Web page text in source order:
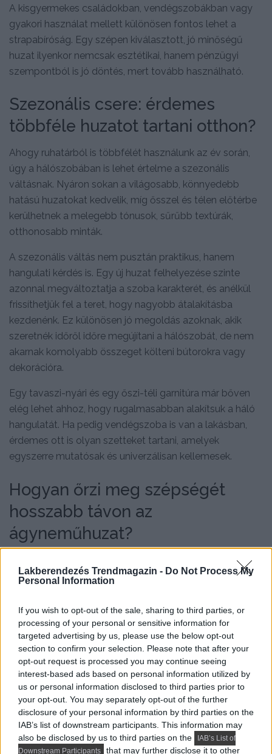
Lakberendezés Trendmagazin - Do Not Process My
Personal Information
If you wish to opt-out of the sale, sharing to third parties, or
processing of your personal or sensitive information for
targeted advertising by us, please use the below opt-out
section to confirm your selection. Please note that after your
opt-out request is processed you may continue seeing
interest-based ads based on personal information utilized by
us or personal information disclosed to third parties prior to
your opt-out. You may separately opt-out of the further
disclosure of your personal information by third parties on the
IAB’s list of downstream participants. This information may
also be disclosed by us to third parties on the
IAB’s List of
Downstream Participants
that may further disclose it to other
A kisgyermekes családokban, vendégszobákban vagy
gyakori használat mellett különösen fontos lehet a
strapabíróság. Egy szépen kiválasztott, jó minőségű
huzat ilyenkor nemcsak esztétikai, hanem pénzügyi
szempontból is jó döntés, mert tovább használható.
Szezonális csere: érdemes
többféle huzatot tartani otthon?
Ahogy ruhatárból is többfélét használunk az év során,
úgy a hálószobában is lehet értelme a szezonális
váltásnak. Nyáron sokan a világosabb, könnyedebb
hatású huzatokat kedvelik, míg ősszel és télen előtérbe
kerülhetnek a melegebb tónusok, sűrűbb textúrák,
otthonosabb minták.
A szezonális váltás nem pusztán praktikus, hanem
hangulati kérdés is. Egy új huzat felhelyezése szinte
azonnal megváltoztatja a szoba karakterét, és anélkül
frissíthetjük fel a teret, hogy nagyobb átalakításba
kezdenénk. Ez különösen jó megoldás azoknak, akik
szeretnék időről időre megújítani a hálószobát, de nem
akarnak komolyabb összeget költeni bútorokra vagy
dekorációra.
Egy tavaszi-nyári és egy őszi-téli garnitúra már bőven
elég lehet ahhoz, hogy rugalmasabban alakítsuk a háló
hangulatát. Ha pedig vendégszoba is van a lakásban,
érdemes ott is olyan szetteket tartani, amelyek
egyszerre mutatósak és univerzálisan kellemesek.
Hogyan őrzi meg szépségét
hosszabb távon az
ágyneműhuzat?
A tartósság nemcsak az anyag minőségén múlik, hanem
azon is, hogyan bánunk vele. Még a legjobb huzat is
megfelelően mossuk vagy tároljuk. A címkén szereplő
ápolási útmutató ezért nem csak formalitás.
Általánosságban érdemes a huzatot kifordítva mosni,
különösen akkor, ha mintás vagy sötétebb színű
darabról van szó. Ez segíthet abban, hogy az anyag
felszíne és a színek tovább megmaradjanak. A túl
magas hőfok vagy az agresszív tisztítószerek idő előtt
fakíthatják a textilt. A szárításnál és vasalásnál is fontos
lehet a mértékletesség.